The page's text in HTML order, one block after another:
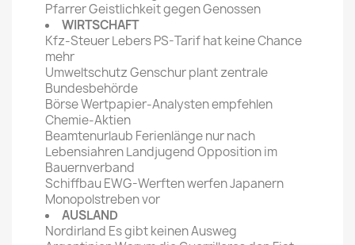
Pfarrer Geistlichkeit gegen Genossen
WIRTSCHAFT
Kfz-Steuer Lebers PS-Tarif hat keine Chance
mehr
Umweltschutz Genschur plant zentrale
Bundesbehörde
Börse Wertpapier-Analysten empfehlen
Chemie-Aktien
Beamtenurlaub Ferienlänge nur nach
Lebensiahren Landjugend Opposition im
Bauernverband
Schiffbau EWG-Werften werfen Japanern
Monopolstreben vor
AUSLAND
Nordirland Es gibt keinen Ausweg